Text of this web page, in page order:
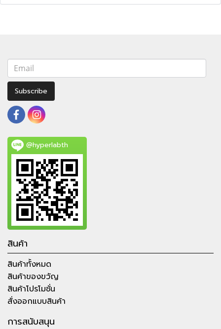
Subscribe
@hyperlabth
สินค้า
สินค้าทั้งหมด
สินค้าของขวัญ
สินค้าโปรโมชั่น
สั่งออกแบบสินค้า
การสนับสนุน